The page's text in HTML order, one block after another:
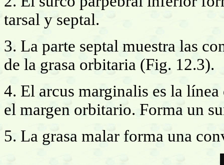
tarsal y septal.
3. La parte septal muestra las
de la grasa orbitaria (Fig. 12.3).
4. El arcus marginalis es la
el margen orbitario. Forma un
5. La grasa malar forma una